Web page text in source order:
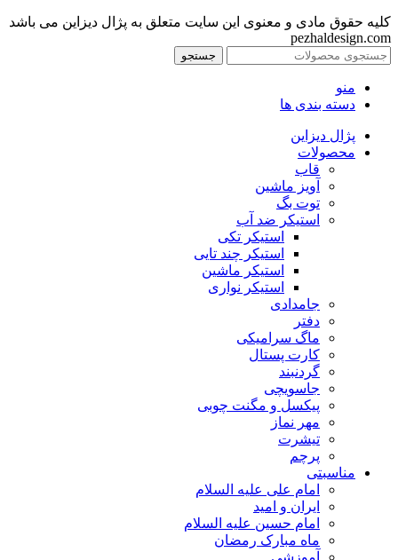
کلیه حقوق مادی و معنوی این سایت متعلق به پژال دیزاین می باشد
pezhaldesign.com
جستجو
منو
دسته بندی ها
پژال دیزاین
محصولات
قاب
آویز ماشین
توت بگ
استیکر ضد آب
استیکر تکی
استیکر چند تایی
استیکر ماشین
استیکر نواری
جامدادی
دفتر
ماگ سرامیکی
کارت پستال
گردنبند
جاسویچی
پیکسل و مگنت چوبی
مهر نماز
تیشرت
پرچم
مناسبتی
امام علی علیه السلام
ایران و امید
امام حسین علیه السلام
ماه مبارک رمضان
آموزشی